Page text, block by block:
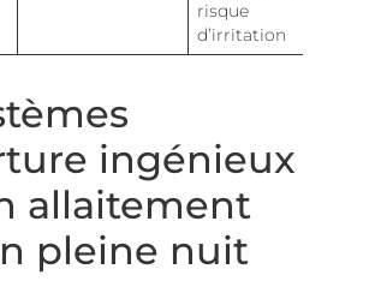
risque
d’irritation
ingénieux
allaitement
pleine nuit